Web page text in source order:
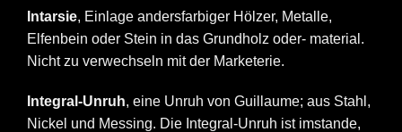
Intarsie, Einlage andersfarbiger Hölzer, Metalle,
Elfenbein oder Stein in das Grundholz oder- material.
Nicht zu verwechseln mit der Marketerie.
Integral-Unruh, eine Unruh von Guillaume; aus Stahl,
Nickel und Messing. Die Integral-Unruh ist imstande,